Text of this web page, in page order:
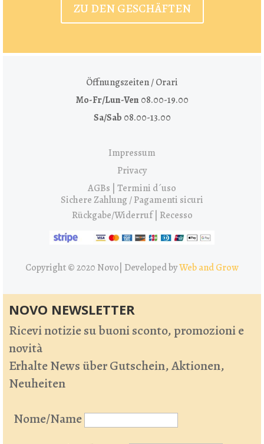
ZU DEN GESCHÄFTEN
Öffnungszeiten / Orari
Mo-Fr/Lun-Ven 08.00-19.00
Sa/Sab 08.00-13.00
Impressum
Privacy
AGBs | Termini d´uso
Sichere Zahlung / Pagamenti sicuri
Rückgabe/Widerruf | Recesso
Copyright © 2020 Novo| Developed byWeb and Grow
NOVO NEWSLETTER
Ricevi notizie su buoni sconto, promozioni e
novità
Erhalte News über Gutschein, Aktionen,
Neuheiten
Nome/Name